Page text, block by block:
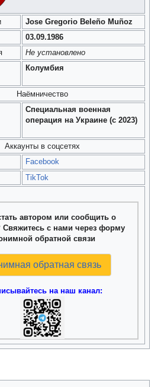
Jose Gregorio Beleño Muñoz
03.09.1986
Не установлено
Колумбия
Наёмничество
Специальная военная
операция на Украине (с 2023)
Аккаунты в соцсетях
Facebook
TikTok
автором или сообщить о
Свяжитесь с нами через форму
обратной связи
обратная связь
на наш канал: